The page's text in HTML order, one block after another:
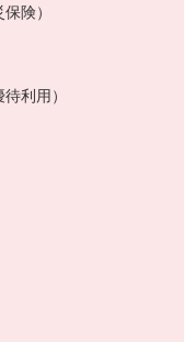
険）
利用）